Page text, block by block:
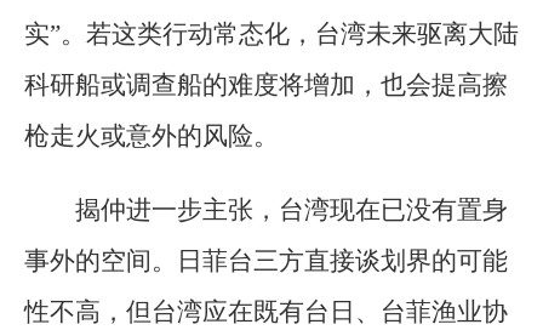
实”。若这类行动常态化，台湾未来驱离大陆
科研船或调查船的难度将增加，也会提高擦
枪走火或意外的风险。
揭仲进一步主张，台湾现在已没有置身
事外的空间。日菲台三方直接谈划界的可能
性不高，但台湾应在既有台日、台菲渔业协